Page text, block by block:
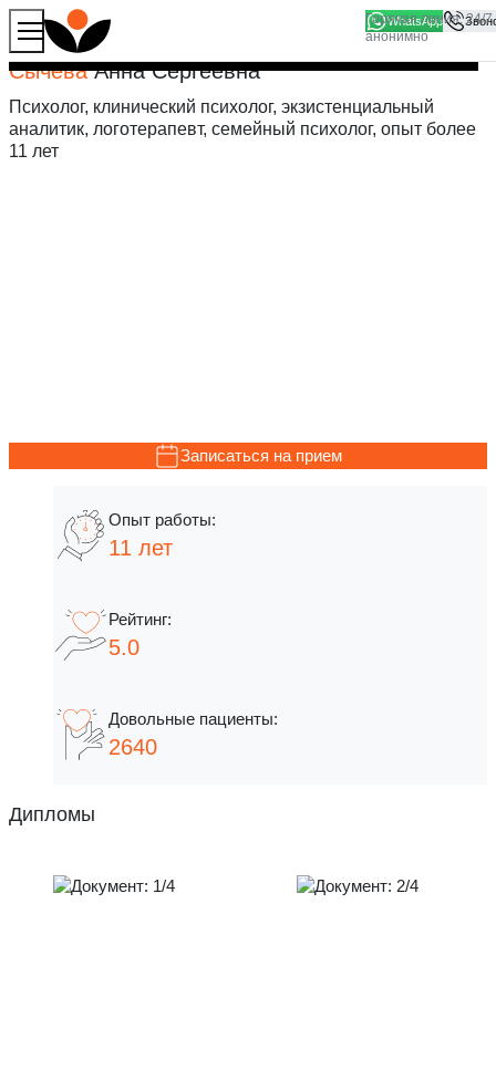
WhatsApp
СычеваАнна Сергеевна
Психолог, клинический психолог, экзистенциальный
аналитик, логотерапевт, семейный психолог, опыт более
11 лет
Записаться на прием
11 лет
5.0
2640
Продолжая работу с сайтом, вы соглашаетесь на то, что
мы используем файлы
Хорошо